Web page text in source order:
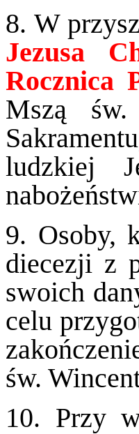
8. W
Jezusa
Rocznica
Mszą
ludzkiej
9. Osoby,
diecezji z
swoich
celu
św.
10. Przy